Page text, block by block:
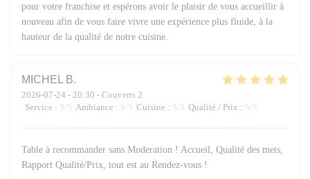
pour votre franchise et espérons avoir le plaisir de vous accueillir à
nouveau afin de vous faire vivre une expérience plus fluide, à la
hauteur de la qualité de notre cuisine.
MICHEL B
2026-07-24 - 20:30 - Couverts 2
Service : 5/5 Ambiance : 5/5 Cuisine : 5/5 Qualité / Prix : 5/5
Table à recommander sans Moderation ! Accueil, Qualité des mets,
Rapport Qualité/Prix, tout est au Rendez-vous !